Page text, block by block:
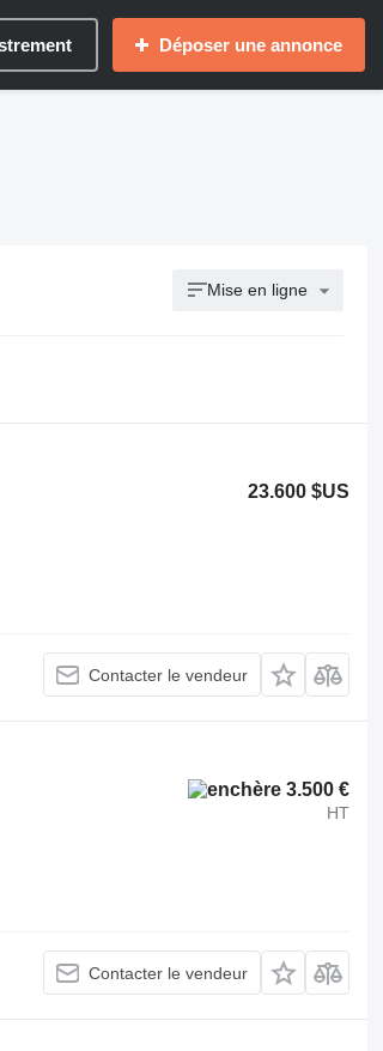
Déposer une annonce
Mise en ligne
23.600 $US
Contacter le vendeur
3.500 €
HT
Contacter le vendeur